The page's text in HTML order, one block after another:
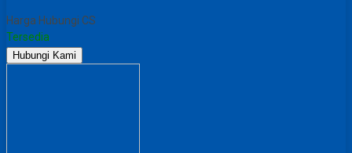
Harga Hubungi CS
Tersedia
Hubungi Kami